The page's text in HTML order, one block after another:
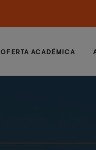
OFERTA ACADÉMICA